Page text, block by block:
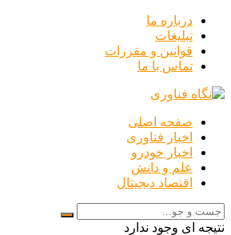
درباره ما
تبلیغات
قوانین و مقررات
تماس با ما
صفحه اصلی
اخبار فناوری
اخبار خودرو
علم و دانش
اقتصاد دیجیتال
نتیجه ای وجود ندارد